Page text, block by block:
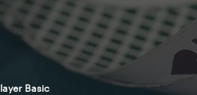
Basic